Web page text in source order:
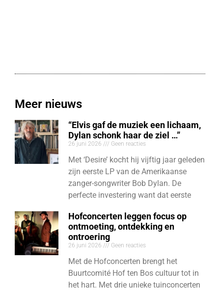
Meer nieuws
“Elvis gaf de muziek een lichaam,
Dylan schonk haar de ziel …”
26 juni 2026 Geen reacties
Met ‘Desire’ kocht hij vijftig jaar geleden
zijn eerste LP van de Amerikaanse
zanger-songwriter Bob Dylan. De
perfecte investering want dat eerste
Hofconcerten leggen focus op
ontmoeting, ontdekking en
ontroering
26 juni 2026 Geen reacties
Met de Hofconcerten brengt het
Buurtcomité Hof ten Bos cultuur tot in
het hart. Met drie unieke tuinconcerten